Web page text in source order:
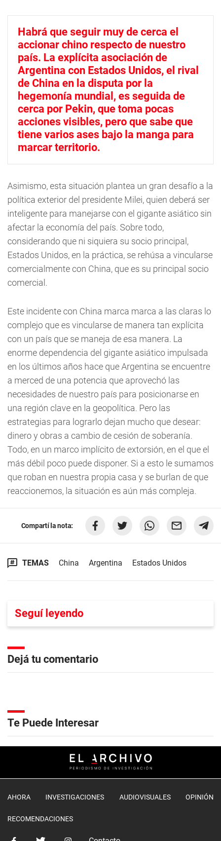
Habrá que seguir muy de cerca el
accionar chino respecto de nuestro
país. La explícita asociación de
Argentina con Estados Unidos, el rival
de China en la disputa por la
hegemonía mundial, es seguida de
cerca por Pekin, que toma pocas
acciones visibles, pero que sabe que
tiene varios ases bajo la manga para
marcar territorio.
Asimismo, esta situación plantea un gran desafío a la
política exterior del presidente Milei, quien deberá ser
inteligente para manejarse con el gigante asiático sin
afectar la economía del país. Sobre todo,
considerando que ni siquiera su socio principal,
Estados Unidos, en la práctica, se rehúsa a vincularse
comercialmente con China, que es su principal socio
comercial.
Este incidente con China marca marca a las claras lo
complejo que es vincularse de manera tan explícita
con un país que se maneja de esa manera. La
enorme dependencia del gigante asiático impulsada
en los últimos años hace que Argentina se encuentre
a merced de una potencia que aprovechó las
necesidades de nuestro país para posicionarse en
una región clave en la geopolítica. Pero las
estrategias para lograrlo dejan mucho que desear:
dinero y obras a cambio de cesión de soberanía.
Todo, en un marco implícito de extorsión, en el que el
más débil poco puede disponer. Si a esto le sumamos
que roban en nuestra propia casa y se burlan de que
reaccionemos, la situación es aún más compleja.
Compartí la nota:
TEMAS China Argentina Estados Unidos
Seguí leyendo
Dejá tu comentario
Te Puede Interesar
AHORA INVESTIGACIONES AUDIOVISUALES OPINIÓN
RECOMENDACIONES